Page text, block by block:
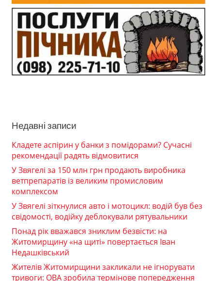
Недавні записи
Кладете аспірин у банки з помідорами? Сучасні
рекомендації радять відмовитися
У Звягелі за 150 млн грн продають виробника
ветпрепаратів із великим промисловим
комплексом
У Звягелі зіткнулися авто і мотоцикл: водій був без
свідомості, водійку деблокували рятувальники
Понад рік вважався зниклим безвісти: на
Житомирщину «на щиті» повертається Іван
Недашківський
Жителів Житомирщини закликали не ігнорувати
тривоги: ОВА зробила термінове попередження